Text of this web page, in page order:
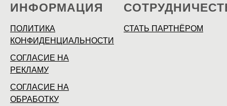
ИНФОРМАЦИЯ
ПОЛИТИКА
КОНФИДЕНЦИАЛЬНОСТИ
СОГЛАСИЕ НА
РЕКЛАМУ
СОГЛАСИЕ НА
ОБРАБОТКУ
СТАТЬ ПАРТНЁРОМ